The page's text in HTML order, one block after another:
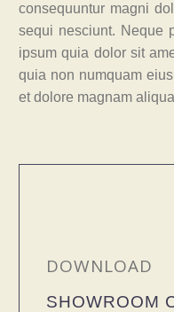
consequuntur magni
sequi nesciunt. Neque
ipsum quia dolor sit
quia non numquam
et dolore magnam
DOWNLOAD
SHOWROOM